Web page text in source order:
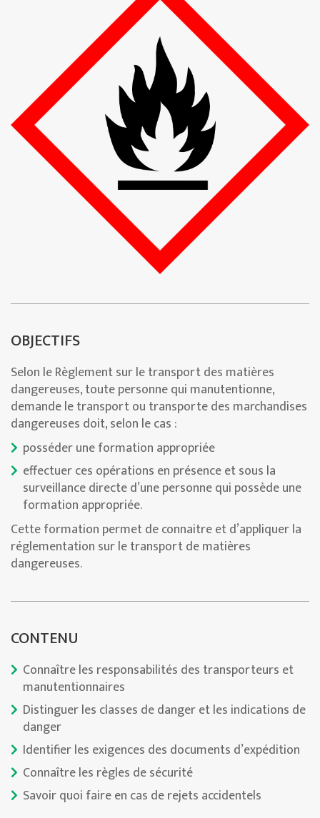
OBJECTIFS
Selon le Règlement sur le transport des matières
dangereuses, toute personne qui manutentionne,
demande le transport ou transporte des marchandises
dangereuses doit, selon le cas :
posséder une formation appropriée
effectuer ces opérations en présence et sous la
surveillance directe d’une personne qui possède une
formation appropriée.
Cette formation permet de connaitre et d’appliquer la
réglementation sur le transport de matières
dangereuses.
CONTENU
Connaître les responsabilités des transporteurs et
manutentionnaires
Distinguer les classes de danger et les indications de
danger
Identifier les exigences des documents d’expédition
Connaître les règles de sécurité
Savoir quoi faire en cas de rejets accidentels